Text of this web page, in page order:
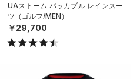
UAストーム パッカブル レインスー
ツ（ゴルフ/MEN）
￥29,700